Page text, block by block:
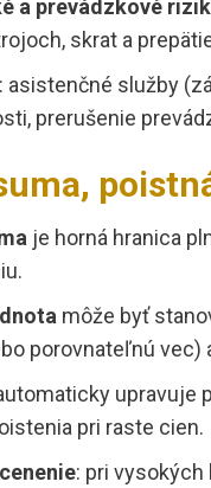
a prevádzkové
skrat a
: asistenčné služby
prerušenie
je horná hranica
môže byť
porovnateľnú vec)
upravuje
pri raste cien.
: pri vysokých